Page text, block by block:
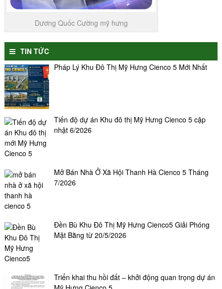
Dương Quốc Cường mỹ hưng
TIN TỨC
Pháp Lý Khu Đô Thị Mỹ Hưng Cienco 5 Mới Nhất
Tiến độ dự án Khu đô thị Mỹ Hưng Cienco 5 cập
nhật 6/2026
Mở Bán Nhà Ở Xã Hội Thanh Hà Cienco 5 Tháng
7/2026
Đền Bù Khu Đô Thị Mỹ Hưng Cienco5 Giải Phóng
Mặt Bằng từ 20/5/2026
Triển khai thu hồi đất – khởi động quan trọng dự án